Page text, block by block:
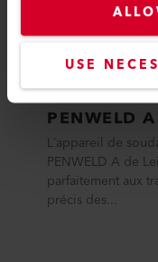
USE
PENWELD A
L’appareil de
PENWELD A de
parfaitement aux
précis des...